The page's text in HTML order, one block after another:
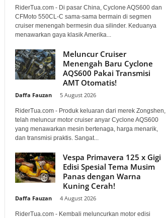
RiderTua.com - Di pasar China, Cyclone AQS600 dan
CFMoto 550CL-C sama-sama bermain di segmen
cruiser menengah bermesin dua silinder. Keduanya
menawarkan gaya klasik Amerika...
Meluncur Cruiser
Menengah Baru Cyclone
AQS600 Pakai Transmisi
AMT Otomatis!
Daffa Fauzan 5 August 2026
RiderTua.com - Produk keluaran dari merek Zongshen,
telah meluncur motor cruiser anyar Cyclone AQS600
yang menawarkan mesin bertenaga, harga menarik,
dan transmisi praktis. Sangat...
Vespa Primavera 125 x Gigi
Edisi Spesial Tema Musim
Panas dengan Warna
Kuning Cerah!
Daffa Fauzan 4 August 2026
RiderTua.com - Kembali meluncurkan motor edisi